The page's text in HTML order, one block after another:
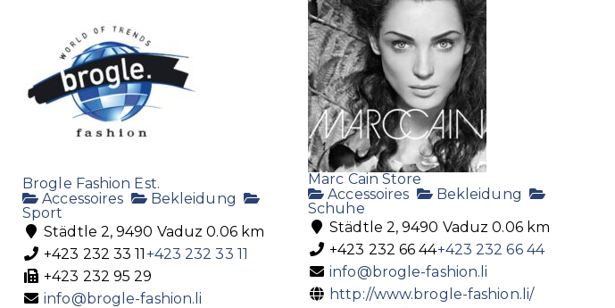
Brogle Fashion Est.
Accessoires
Bekleidung
Sport
Städtle 2, 9490 Vaduz 0.06 km
+423 232 33 11+423 232 33 11
+423 232 95 29
info@brogle-fashion.li
Marc Cain Store
Accessoires
Bekleidung
Schuhe
Städtle 2, 9490 Vaduz 0.06 km
+423 232 66 44+423 232 66 44
info@brogle-fashion.li
http://www.brogle-fashion.li/